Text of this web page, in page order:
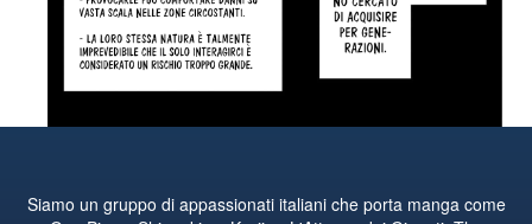
Siamo un gruppo di appassionati italiani che porta manga come